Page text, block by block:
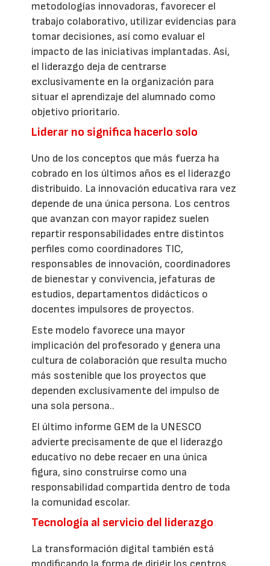
metodologías innovadoras, favorecer el
trabajo colaborativo, utilizar evidencias para
tomar decisiones, así como evaluar el
impacto de las iniciativas implantadas. Así,
el liderazgo deja de centrarse
exclusivamente en la organización para
situar el aprendizaje del alumnado como
objetivo prioritario.
Liderar no significa hacerlo solo
Uno de los conceptos que más fuerza ha
cobrado en los últimos años es el liderazgo
distribuido. La innovación educativa rara vez
depende de una única persona. Los centros
que avanzan con mayor rapidez suelen
repartir responsabilidades entre distintos
perfiles como coordinadores TIC,
responsables de innovación, coordinadores
de bienestar y convivencia, jefaturas de
estudios, departamentos didácticos o
docentes impulsores de proyectos.
Este modelo favorece una mayor
implicación del profesorado y genera una
cultura de colaboración que resulta mucho
más sostenible que los proyectos que
dependen exclusivamente del impulso de
una sola persona..
El último informe GEM de la UNESCO
advierte precisamente de que el liderazgo
educativo no debe recaer en una única
figura, sino construirse como una
responsabilidad compartida dentro de toda
la comunidad escolar.
Tecnología al servicio del liderazgo
La transformación digital también está